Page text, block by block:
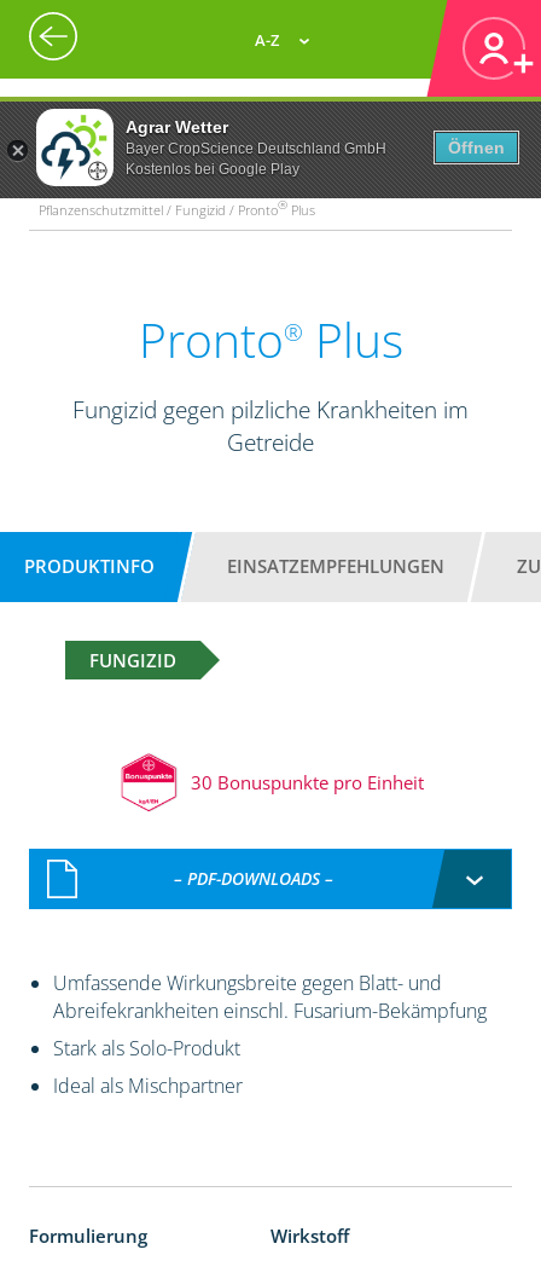
Agrar Wetter
Bayer CropScience Deutschland GmbH
Kostenlos bei Google Play
Öffnen
A-Z
Pflanzenschutzmittel / Fungizid / Pronto® Plus
Pronto® Plus
Fungizid gegen pilzliche Krankheiten im
Getreide
PRODUKTINFO EINSATZEMPFEHLUNGEN
FUNGIZID
30 Bonuspunkte pro Einheit
– PDF-DOWNLOADS –
Umfassende Wirkungsbreite gegen Blatt- und
Abreifekrankheiten einschl. Fusarium-Bekämpfung
Stark als Solo-Produkt
Ideal als Mischpartner
Formulierung Wirkstoff